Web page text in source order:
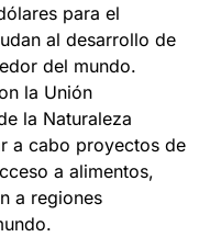
para el
al desarrollo de
del mundo.
la Unión
la Naturaleza
a cabo proyectos de
a alimentos,
a regiones